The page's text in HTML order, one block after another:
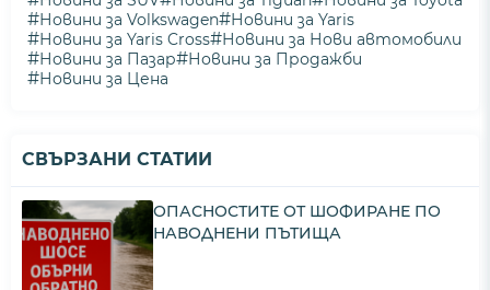
#Новини за Volkswagen#Новини за Yaris
#Новини за Yaris Cross#Новини за Нови автомобили
#Новини за Пазар#Новини за Продажби
#Новини за Цена
СВЪРЗАНИ СТАТИИ
ОПАСНОСТИТЕ ОТ ШОФИРАНЕ ПО
НАВОДНЕНИ ПЪТИЩА